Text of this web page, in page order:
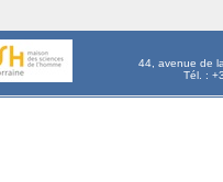
44, avenue de
Tél. :